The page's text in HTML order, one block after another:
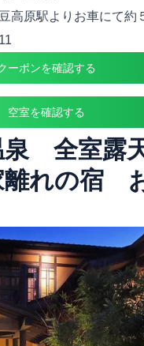
高原駅よりお車にて約
ーポンを確認する
空室を確認する
泉 全室露
れの宿